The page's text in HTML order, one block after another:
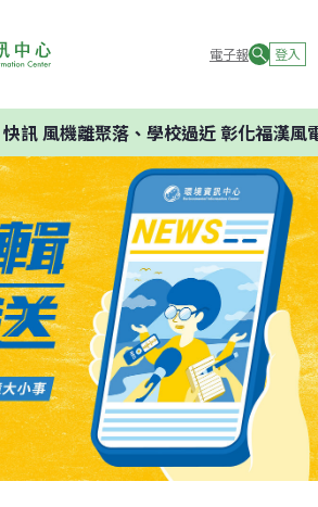
電子報 登入
快訊風機離聚落、學校過近 彰化福漢風